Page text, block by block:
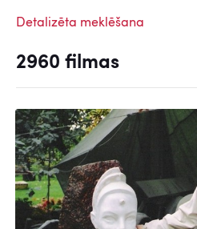
Detalizēta meklēšana
2960 filmas